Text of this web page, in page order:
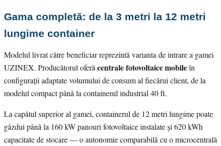
Gama completă: de la 3 metri la 12 metri
lungime container
Modelul livrat către beneficiar reprezintă varianta de intrare a gamei
UZINEX. Producătorul oferă centrale fotovoltaice mobileîn
configurații adaptate volumului de consum al fiecărui client, de la
modelul compact până la containerul industrial 40 ft.
La capătul superior al gamei, containerul de 12 metri lungime poate
găzdui până la 160 kW panouri fotovoltaice instalate și 620 kWh
capacitate de stocare — o autonomie comparabilă cu o microcentrală